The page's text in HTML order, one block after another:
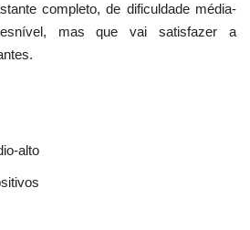
completo, de dificuldade média-
mas que vai satisfazer a
alto